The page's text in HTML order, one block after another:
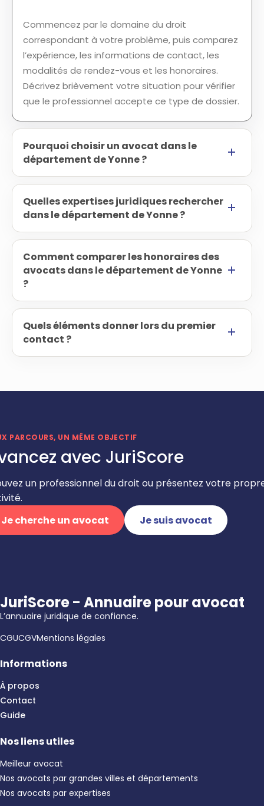
Commencez par le domaine du droit
correspondant à votre problème, puis comparez
l’expérience, les informations de contact, les
modalités de rendez-vous et les honoraires.
Décrivez brièvement votre situation pour vérifier
que le professionnel accepte ce type de dossier.
Pourquoi choisir un avocat dans le
département de Yonne ?
Quelles expertises juridiques rechercher
dans le département de Yonne ?
Comment comparer les honoraires des
avocats dans le département de Yonne
?
Quels éléments donner lors du premier
contact ?
PARCOURS, UN MÊME OBJECTIF
avec JuriScore
un professionnel du droit ou présentez votre
Je cherche un avocat
Je suis avocat
JuriScore - Annuaire pour avocat
L’annuaire juridique de confiance.
CGUCGVMentions légales
Informations
À propos
Contact
Guide
Nos liens utiles
Meilleur avocat
Nos avocats par grandes villes et départements
Nos avocats par expertises